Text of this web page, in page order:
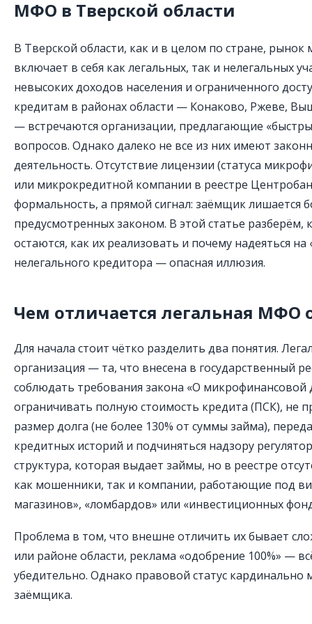
МФО в Тверской области
В Тверской области, как и в целом по стране,
включает в себя как легальных, так и нелегальных
невысоких доходов населения и ограниченного
кредитам в районах области — Конаково, Ржеве,
— встречаются организации, предлагающие
вопросов. Однако далеко не все из них имеют
деятельность. Отсутствие лицензии (статуса
или микрокредитной компании в реестре
формальность, а прямой сигнал: заёмщик лишается
предусмотренных законом. В этой статье разберём,
остаются, как их реализовать и почему надеяться
нелегального кредитора — опасная иллюзия.
Чем отличается легальная МФО
Для начала стоит чётко разделить два понятия.
организация — та, что внесена в государственный
соблюдать требования закона «О микрофинансовой
ограничивать полную стоимость кредита (ПСК), не
размер долга (не более 130% от суммы займа),
кредитных историй и подчиняться надзору
структура, которая выдает займы, но в реестре
как мошенники, так и компании, работающие под
магазинов», «ломбардов» или «инвестиционных
Проблема в том, что внешне отличить их бывает
или районе области, реклама «одобрение 100%» —
убедительно. Однако правовой статус кардинально
заёмщика.